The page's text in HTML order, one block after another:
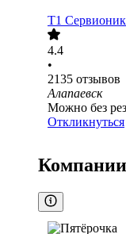
Т1
4.4
•
2135 отзывов
Алапаевск
Можно без
Откликнуться